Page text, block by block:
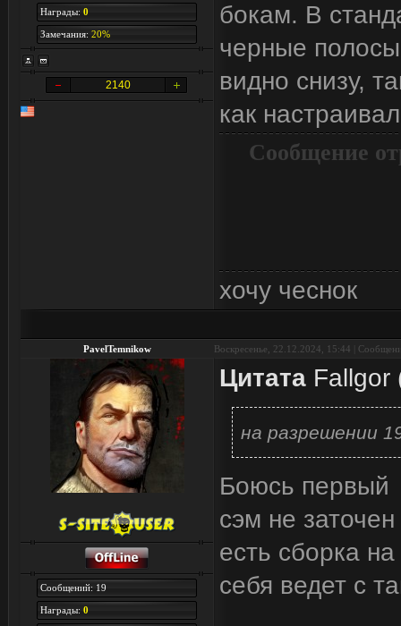
Награды: 0
Замечания: 20%
2140
бокам. В
черные
видно снизу,
как настраивал
Сообщение
хочу чеснок
PavelTemnikow Воскресенье, 22.12.2024, 15:44 |
Сообщений: 19
Награды: 0
Цитата Fallgor
на разрешении
Боюсь первый
сэм не
есть сборка
себя ведет с